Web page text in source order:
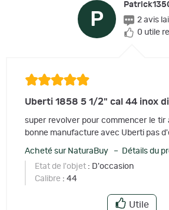
P
2 avis
0 utile
Uberti 1858 5 1/2" cal 44 inox
super revolver pour commencer le tir
bonne manufacture avec Uberti pas
Acheté sur NaturaBuy – Détails du
Etat de l'objet : D'occasion
Calibre : 44
Utile